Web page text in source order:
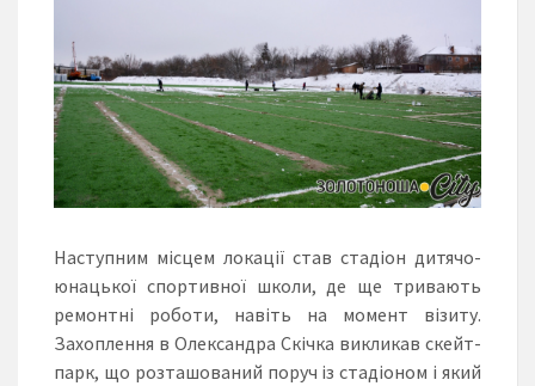
Наступним місцем локації став стадіон дитячо-
юнацької спортивної школи, де ще тривають
ремонтні роботи, навіть на момент візиту.
Захоплення в Олександра Скічка викликав скейт-
парк, що розташований поруч із стадіоном і який